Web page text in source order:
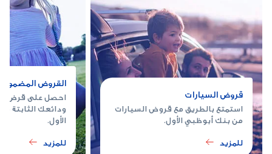
قروض السيارات
استمتع بالطريق مع قروض السيارات
من بنك أبوظبي الأول.
للمزيد
القروض المضمونة
احصل على قرض
ودائعك الثابتة
الأول.
للمزيد